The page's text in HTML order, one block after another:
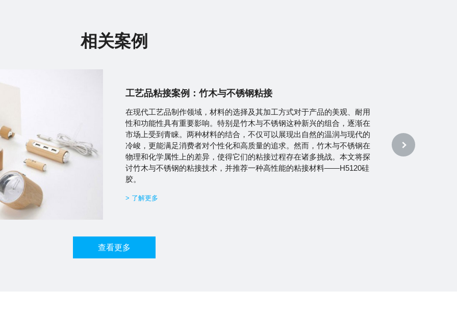
相关案例
工艺品粘接案例：竹木与不锈钢粘接
在现代工艺品制作领域，材料的选择及其加工方式对于产品的美观、耐用
性和功能性具有重要影响。特别是竹木与不锈钢这种新兴的组合，逐渐在
市场上受到青睐。两种材料的结合，不仅可以展现出自然的温润与现代的
冷峻，更能满足消费者对个性化和高质量的追求。然而，竹木与不锈钢在
物理和化学属性上的差异，使得它们的粘接过程存在诸多挑战。本文将探
讨竹木与不锈钢的粘接技术，并推荐一种高性能的粘接材料——H5120硅
胶。
> 了解更多
查看更多